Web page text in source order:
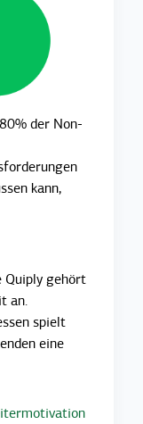
der Non-
kann,
gehört
an.
spielt
eine